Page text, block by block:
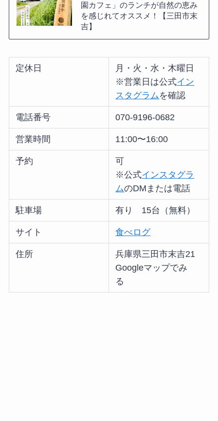
園カフェ」のランチが自然の恵み
を感じれてオススメ！【三田市末
吉】
定休日
月・火・水・木曜日
※営業日は公式イン
スタグラム を確認
電話番号 070-9196-0682
営業時間 11:00〜16:00
予約
可
※公式インスタグラ
ムのDMまたは電話
駐車場 有り 15台（無料）
サイト 食べログ
住所
兵庫県三田市末吉21
Googleマップでみ
る